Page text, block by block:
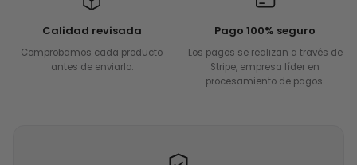
Calidad revisada
Comprobamos cada producto
antes de enviarlo.
Pago 100% seguro
Los pagos se realizan a través de
Stripe, empresa líder en
procesamiento de pagos.